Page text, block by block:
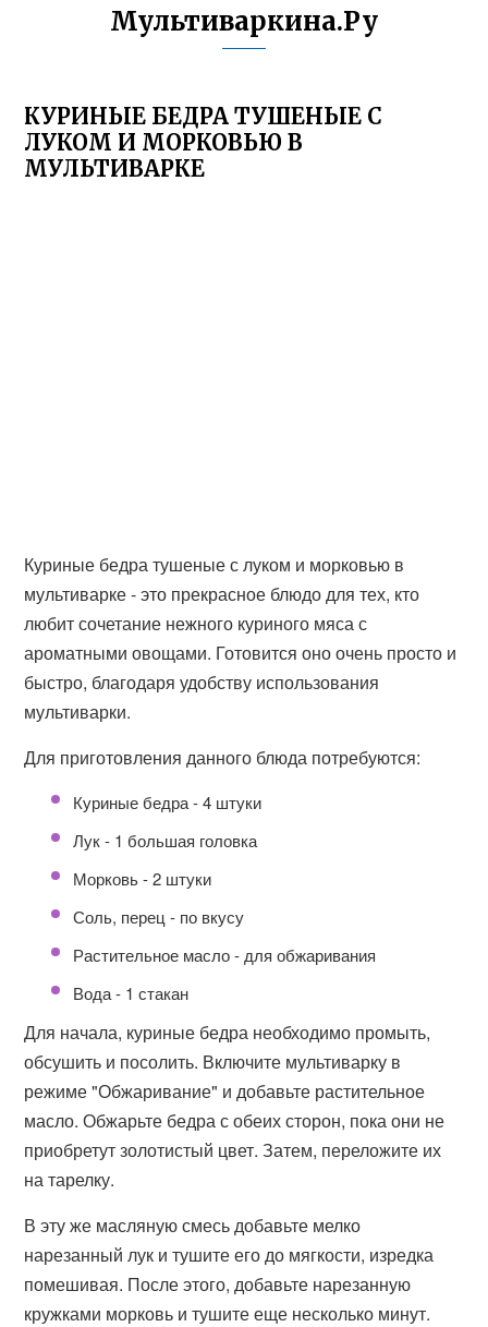
Мультиваркина.Ру
КУРИНЫЕ БЕДРА ТУШЕНЫЕ С
ЛУКОМ И МОРКОВЬЮ В
МУЛЬТИВАРКЕ
Куриные бедра тушеные с луком и морковью в
мультиварке - это прекрасное блюдо для тех, кто
любит сочетание нежного куриного мяса с
ароматными овощами. Готовится оно очень просто и
быстро, благодаря удобству использования
мультиварки.
Для приготовления данного блюда потребуются:
Куриные бедра - 4 штуки
Лук - 1 большая головка
Морковь - 2 штуки
Соль, перец - по вкусу
Растительное масло - для обжаривания
Вода - 1 стакан
Для начала, куриные бедра необходимо промыть,
обсушить и посолить. Включите мультиварку в
режиме "Обжаривание" и добавьте растительное
масло. Обжарьте бедра с обеих сторон, пока они не
приобретут золотистый цвет. Затем, переложите их
на тарелку.
В эту же масляную смесь добавьте мелко
нарезанный лук и тушите его до мягкости, изредка
помешивая. После этого, добавьте нарезанную
кружками морковь и тушите еще несколько минут.